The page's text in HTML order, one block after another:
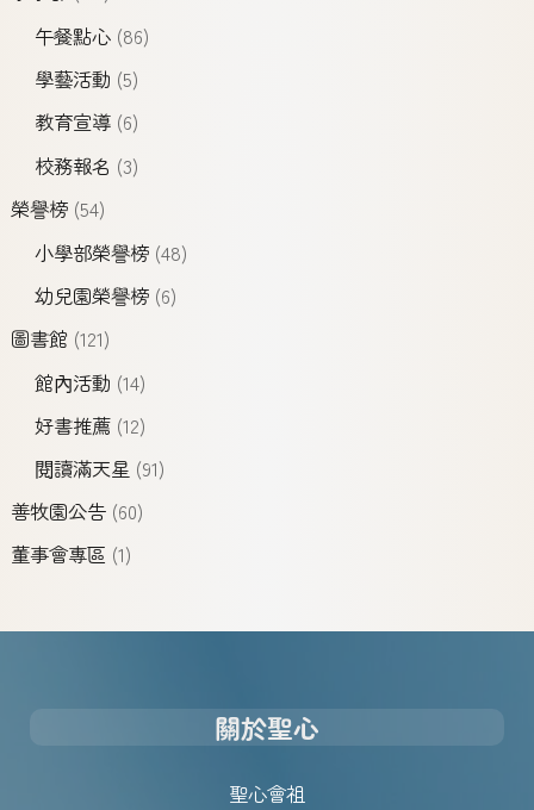
午餐點心(86)
學藝活動 (5)
教育宣導(6)
校務報名 (3)
榮譽榜(54)
小學部榮譽榜(48)
幼兒園榮譽榜(6)
圖書館(121)
館內活動 (14)
好書推薦(12)
閱讀滿天星 (91)
善牧園公告(60)
董事會專區 (1)
關於聖心
聖心會祖